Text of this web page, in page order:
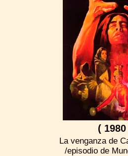
( 1980
La venganza de
/episodio de